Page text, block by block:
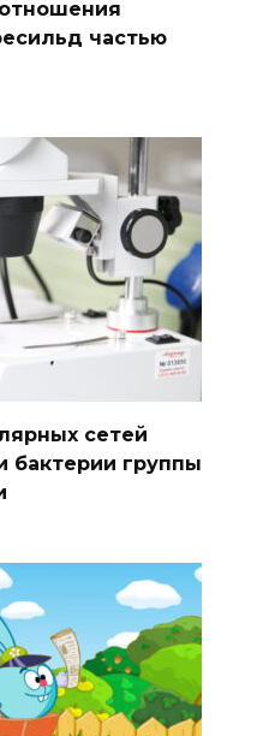
частью
сетей
бактерии группы